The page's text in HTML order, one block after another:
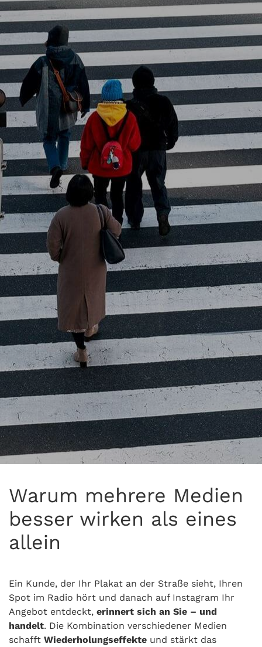
Warum mehrere Medien
besser wirken als eines
allein
Ein Kunde, der Ihr Plakat an der Straße sieht, Ihren
Spot im Radio hört und danach auf Instagram Ihr
Angebot entdeckt, erinnert sich an Sie – und
handelt. Die Kombination verschiedener Medien
schafft Wiederholungseffekte und stärkt das